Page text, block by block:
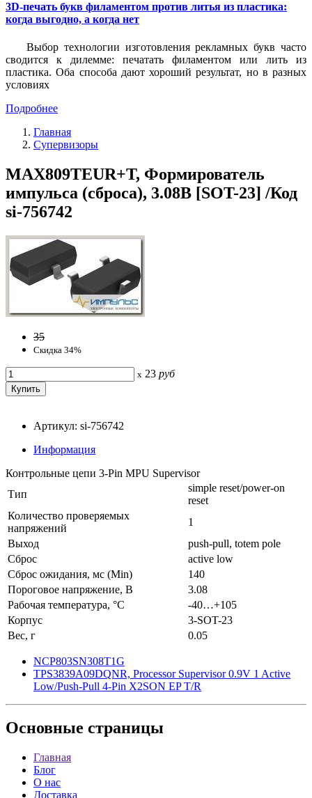
3D-печать букв филаментом против литья из пластика:
когда выгодно, а когда нет
Выбор технологии изготовления рекламных букв часто
сводится к дилемме: печатать филаментом или лить из
пластика. Оба способа дают хороший результат, но в разных
условиях
Подробнее
Главная
Супервизоры
MAX809TEUR+T, Формирователь
импульса (сброса), 3.08В [SOT-23] /Код
si-756742
35
Скидка 34%
x 23 руб
Артикул: si-756742
Информация
Контрольные цепи 3-Pin MPU Supervisor
Тип
simple reset/power-on
reset
Количество проверяемых
напряжений
1
Выход
push-pull, totem pole
Сброс
active low
Сброс ожидания, мс (Min)
140
Пороговое напряжение, В
3.08
Рабочая температура, °C
-40…+105
Корпус
3-SOT-23
Вес, г
0.05
NCP803SN308T1G
TPS3839A09DQNR, Processor Supervisor 0.9V 1 Active
Low/Push-Pull 4-Pin X2SON EP T/R
Основные страницы
Главная
Блог
О нас
Доставка